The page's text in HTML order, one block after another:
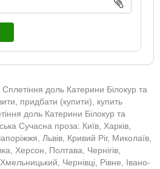
доль Катерини Білокур та
придбати (купити), купить
доль Катерини Білокур та
Сучасна проза: Київ, Харків,
Львів, Кривий Ріг, Миколаїв,
Херсон, Полтава, Чернігів,
Чернівці, Рівне, Івано-